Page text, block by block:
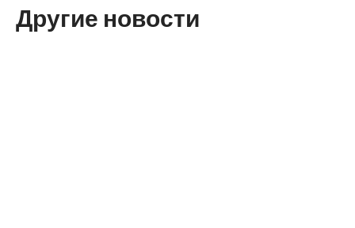
Другие новости